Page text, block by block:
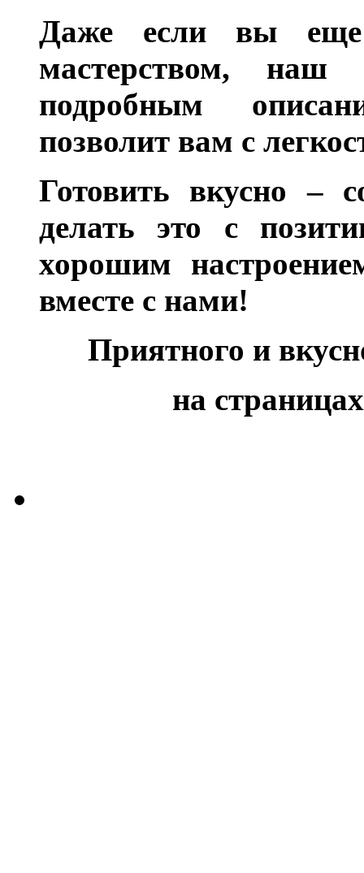
Даже если вы еще
мастерством,
подробным
позволит вам с
Готовить вкусно –
делать это с
хорошим
вместе с нами!
Приятного и
на